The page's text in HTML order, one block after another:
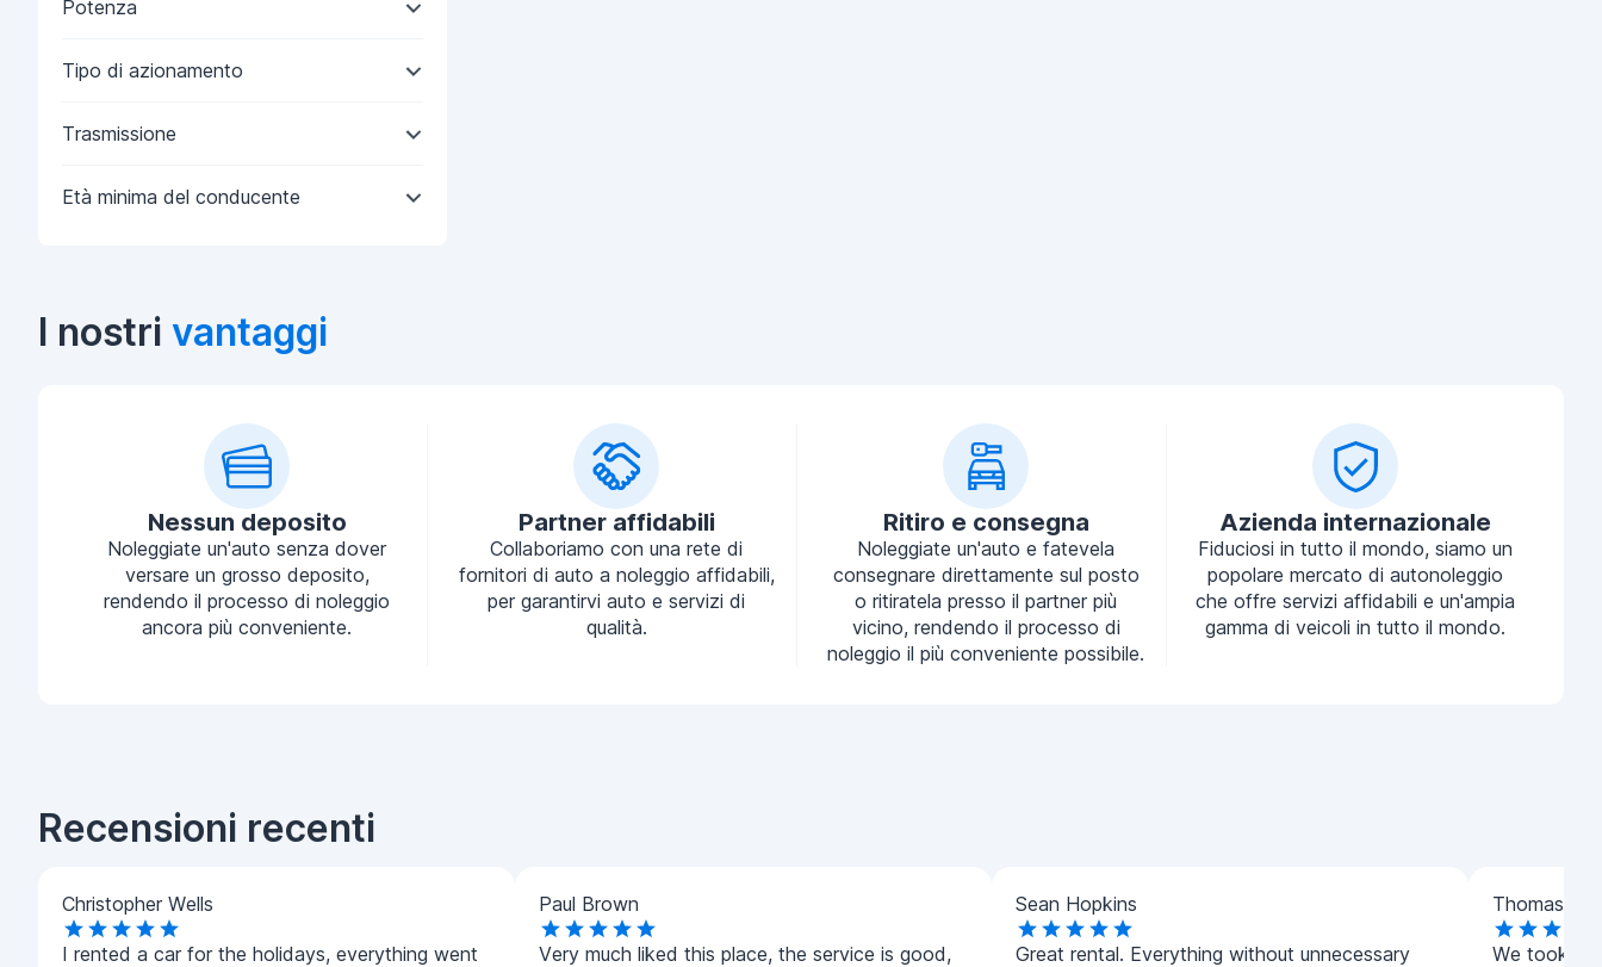
Potenza
Tipo di azionamento
Trasmissione
Età minima del conducente
I nostri vantaggi
Nessun deposito
Noleggiate un'auto senza dover
versare un grosso deposito,
rendendo il processo di noleggio
ancora più conveniente.
Partner affidabili
Collaboriamo con una rete di
fornitori di auto a noleggio affidabili,
per garantirvi auto e servizi di
qualità.
Ritiro e consegna
Noleggiate un'auto e fatevela
consegnare direttamente sul posto
o ritiratela presso il partner più
vicino, rendendo il processo di
noleggio il più conveniente possibile.
Azienda internazionale
Fiduciosi in tutto il mondo, siamo un
popolare mercato di autonoleggio
che offre servizi affidabili e un'ampia
gamma di veicoli in tutto il mondo.
Recensioni recenti
Christopher Wells
I rented a car for the holidays, everything went
Paul Brown
Very much liked this place, the service is good,
Sean Hopkins
Great rental. Everything without unnecessary
Thomas
We took